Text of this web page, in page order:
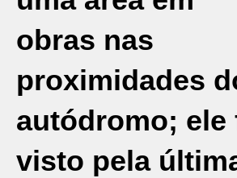
obras nas
proximidades
autódromo; ele
visto pela